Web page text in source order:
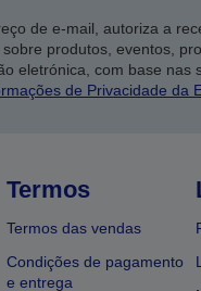
de e-mail, autoriza a
produtos, eventos,
eletrónica, com base
de Privacidade da
Termos
Termos das vendas
Condições de pagamento
e entrega